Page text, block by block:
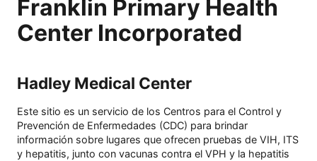
Franklin Primary Health
Center Incorporated
Hadley Medical Center
Este sitio es un servicio de los Centros para el Control y
Prevención de Enfermedades (CDC) para brindar
información sobre lugares que ofrecen pruebas de VIH, ITS
y hepatitis, junto con vacunas contra el VPH y la hepatitis